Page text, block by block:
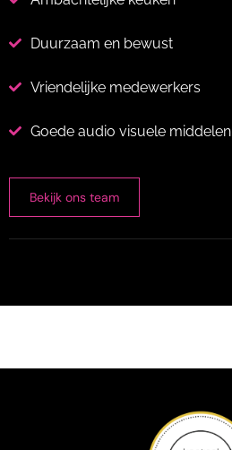
Duurzaam en bewust
Vriendelijke medewerkers
Goede audio visuele middelen
Bekijk ons team